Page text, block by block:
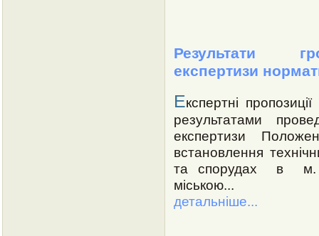
Результати
експертизи
Експертні
результатами
експертизи
встановлення
та спорудах в м.
міською...
детальніше...